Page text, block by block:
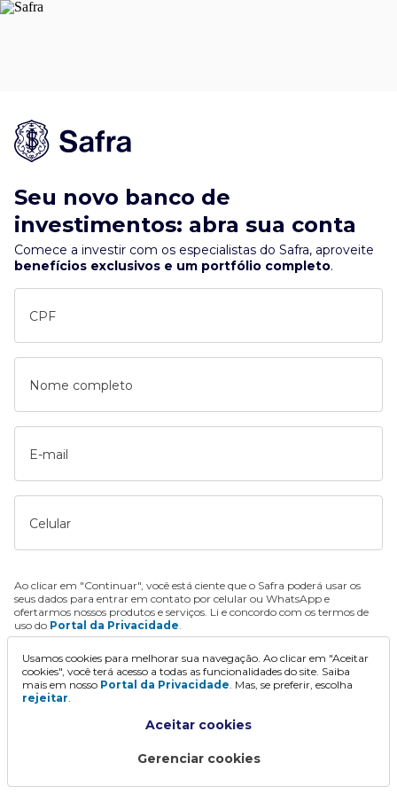
Seu novo banco de
investimentos: abra sua conta
Comece a investir com os especialistas do Safra, aproveite
benefícios exclusivos e um portfólio completo.
CPF
Nome completo
E-mail
Celular
Ao clicar em "Continuar", você está ciente que o Safra poderá usar os
seus dados para entrar em contato por celular ou WhatsApp e
ofertarmos nossos produtos e serviços. Li e concordo com os termos de
uso do Portal da Privacidade.
Continuar
Usamos cookies para melhorar sua navegação. Ao clicar em "Aceitar
cookies", você terá acesso a todas as funcionalidades do site. Saiba
mais em nosso Portal da Privacidade. Mas, se preferir, escolha
rejeitar.
Aceitar cookies
Gerenciar cookies